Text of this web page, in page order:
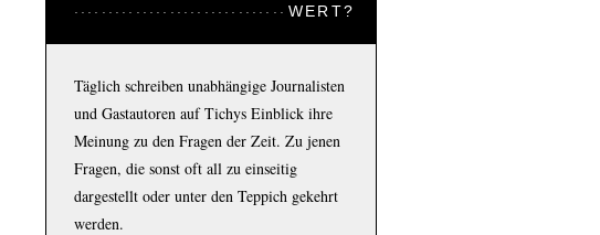
WERT?
Täglich schreiben unabhängige Journalisten
und Gastautoren auf Tichys Einblick ihre
Meinung zu den Fragen der Zeit. Zu jenen
Fragen, die sonst oft all zu einseitig
dargestellt oder unter den Teppich gekehrt
werden.